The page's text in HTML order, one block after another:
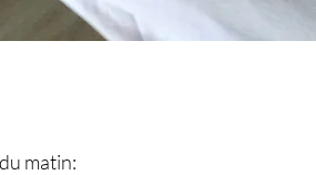
matin: